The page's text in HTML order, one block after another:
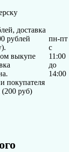
доставка
рублей
выкупе
покупателя
(200 руб)
пн-пт
с
11:00
до
14:00